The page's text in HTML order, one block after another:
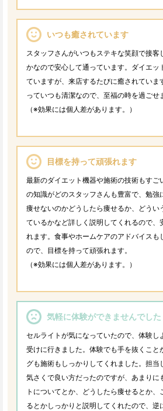
いつも癒されています
スタッフさんがいつもステキな笑顔で接客
かなので安心して通っています。ダイエッ
ていますが、来店するたびに癒されていま
っていつも清潔なので、至福の時を過ごせ
（※効果には個人差があります。）
目標を持って頑張れます
最新のダイエット機器や施術の技術もすご
の知識がどのスタッフさんも豊富で、勉強
痩せないのかどうしたら痩せるか、どうい
ているかなど詳しく説明してくれるので、
れます。食事やホームケアのアドバイスも
ので、目標を持って頑張れます。
（※効果には個人差があります。）
気軽に体験ができませんでした
セルライトが気になっていたので、体験し
受けに行きました。体験でも手を抜くこと
グも施術もしっかりしてくれました。担当
気さくで良い方だったのですが、あまりに
トについてとか、どうしたら痩せるとか
るとかしっかりと説明してくれたので、逆